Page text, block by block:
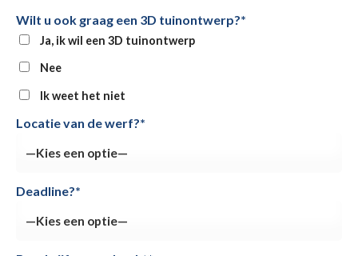
Wilt u ook graag een 3D tuinontwerp?*
Ja, ik wil een 3D tuinontwerp
Nee
Ik weet het niet
Locatie van de werf?*
Deadline?*